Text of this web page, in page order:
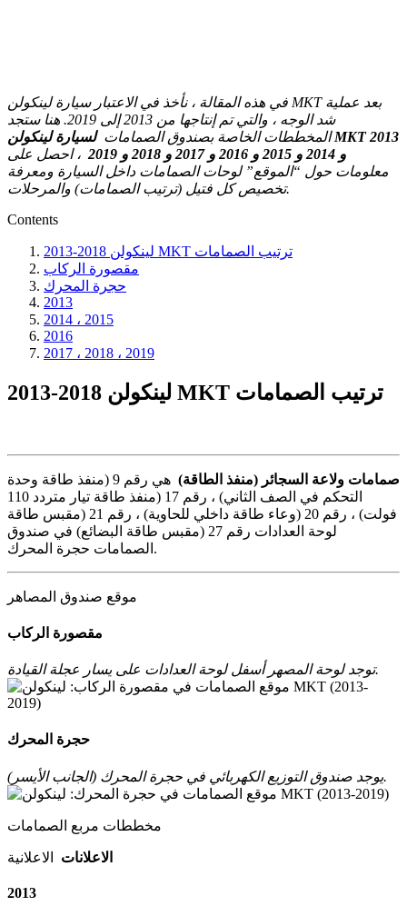
في هذه المقالة ، نأخذ في الاعتبار سيارة لينكولن MKT بعد عملية
شد الوجه ، والتي تم إنتاجها من 2013 إلى 2019. هنا ستجد
المخططات الخاصة بصندوق الصماماتلسيارة لينكولن MKT 2013
و 2014 و 2015 و 2016 و 2017 و 2018 و 2019
، احصل على
معلومات حول “الموقع” لوحات الصمامات داخل السيارة ومعرفة
تخصيص كل فتيل (ترتيب الصمامات) والمرحلات.
Contents
2013-2018 لينكولن MKT ترتيب الصمامات
مقصورة الركاب
حجرة المحرك
2013
2014 ، 2015
2016
2017 ، 2018 ، 2019
2013-2018 لينكولن MKT ترتيب الصمامات
صمامات ولاعة السجائر (منفذ الطاقة)
هي رقم 9 (منفذ طاقة وحدة
التحكم في الصف الثاني) ، رقم 17 (منفذ طاقة تيار متردد 110
فولت) ، رقم 20 (وعاء طاقة داخلي للحاوية) ، رقم 21 (مقبس طاقة
لوحة العدادات رقم 27 (مقبس طاقة البضائع) في صندوق
الصمامات حجرة المحرك.
موقع صندوق المصاهر
مقصورة الركاب
توجد لوحة المصهر أسفل لوحة العدادات على يسار عجلة القيادة.
حجرة المحرك
يوجد صندوق التوزيع الكهربائي في حجرة المحرك (الجانب الأيسر).
مخططات مربع الصمامات
الاعلانات الاعلانية
2013